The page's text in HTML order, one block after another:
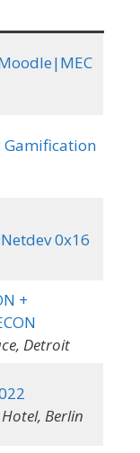
Gamification
0x16
+
Detroit
Berlin